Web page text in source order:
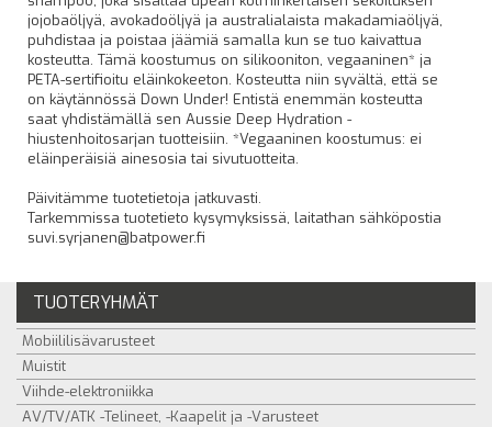
jojobaöljyä, avokadoöljyä ja australialaista makadamiaöljyä,
puhdistaa ja poistaa jäämiä samalla kun se tuo kaivattua
kosteutta. Tämä koostumus on silikooniton, vegaaninen* ja
PETA-sertifioitu eläinkokeeton. Kosteutta niin syvältä, että se
on käytännössä Down Under! Entistä enemmän kosteutta
saat yhdistämällä sen Aussie Deep Hydration -
hiustenhoitosarjan tuotteisiin. *Vegaaninen koostumus: ei
eläinperäisiä ainesosia tai sivutuotteita.
Päivitämme tuotetietoja jatkuvasti.
Tarkemmissa tuotetieto kysymyksissä, laitathan sähköpostia
suvi.syrjanen@batpower.fi
TUOTERYHMÄT
Mobiililisävarusteet
Muistit
Viihde-elektroniikka
AV/TV/ATK -Telineet, -Kaapelit ja -Varusteet